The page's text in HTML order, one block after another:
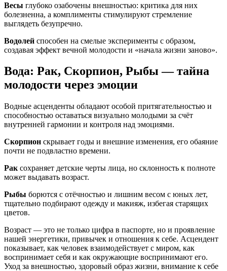
Весы глубоко озабочены внешностью: критика для них
болезненна, а комплименты стимулируют стремление
выглядеть безупречно.
Водолей способен на смелые эксперименты с образом,
создавая эффект вечной молодости и «начала жизни заново».
Вода: Рак, Скорпион, Рыбы — тайна
молодости через эмоции
Водные асценденты обладают особой притягательностью и
способностью оставаться визуально молодыми за счёт
внутренней гармонии и контроля над эмоциями.
Скорпион скрывает годы и внешние изменения, его обаяние
почти не подвластно времени.
Рак сохраняет детские черты лица, но склонность к полноте
может выдавать возраст.
Рыбы борются с отёчностью и лишним весом с юных лет,
тщательно подбирают одежду и макияж, избегая старящих
цветов.
Возраст — это не только цифра в паспорте, но и проявление
нашей энергетики, привычек и отношения к себе. Асцендент
показывает, как человек взаимодействует с миром, как
воспринимает себя и как окружающие воспринимают его.
Уход за внешностью, здоровый образ жизни, внимание к себе